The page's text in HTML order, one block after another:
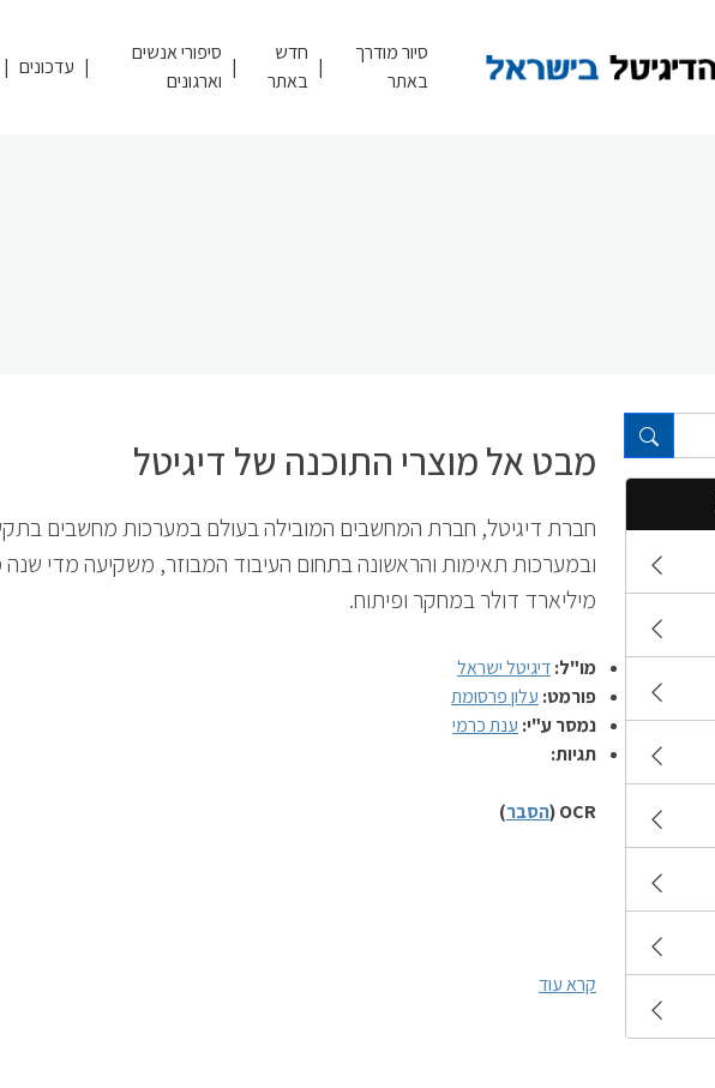
סיור מודרך
באתר
חדש
באתר
סיפורי אנשים
וארגונים
עדכונים
מבט אל מוצרי התוכנה של דיגיטל
חברת דיגיטל, חברת המחשבים המובילה בעולם במערכות מחשבים
ובמערכות תאימות והראשונה בתחום העיבוד המבוזר, משקיעה מדי
מיליארד דולר במחקר ופיתוח.
מו"ל:דיגיטל ישראל
פורמט: עלון פרסומת
נמסר ע"י: ענת כרמי
תגיות:
OCR ( הסבר)
קרא עוד